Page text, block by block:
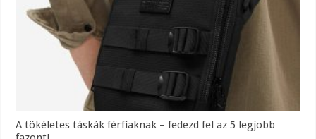
A tökéletes táskák férfiaknak – fedezd fel az 5 legjobb